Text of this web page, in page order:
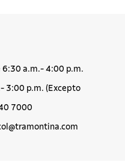
6:30 a.m.- 4:00 p.m.
3:00 p.m. (Excepto
7000